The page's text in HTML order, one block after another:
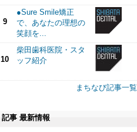
9
●Sure Smile矯正
で、あなたの理想の
笑顔を...
10
柴田歯科医院・スタ
ッフ紹介
まちなび記事一覧
記事 最新情報